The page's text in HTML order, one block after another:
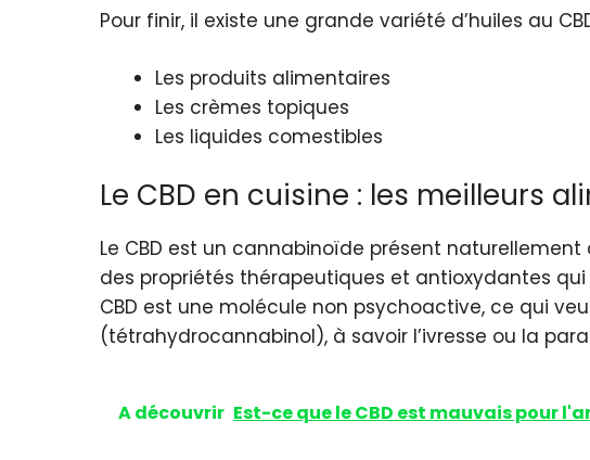
Pour finir, il existe une grande variété d’huiles au
Les produits alimentaires
Les crèmes topiques
Les liquides comestibles
Le CBD en cuisine : les meilleurs
Le CBD est un cannabinoïde présent
des propriétés thérapeutiques et antioxydantes
CBD est une molécule non psychoactive, ce qui
(tétrahydrocannabinol), à savoir l’ivresse ou la
A découvrir Est-ce que le CBD est mauvais pour